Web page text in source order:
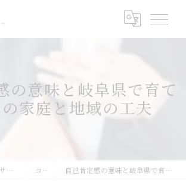
の意味と岐阜県で育て
家庭と地域の工夫
占いのメンタルサポートならライデザ コラム 自己肯定感の意味と岐阜県で育てるための家庭と地域の工夫